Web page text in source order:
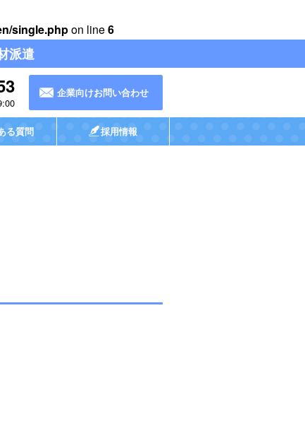
single.phpon line6
派遣
企業向けお問い合わせ
る質問 採用情報